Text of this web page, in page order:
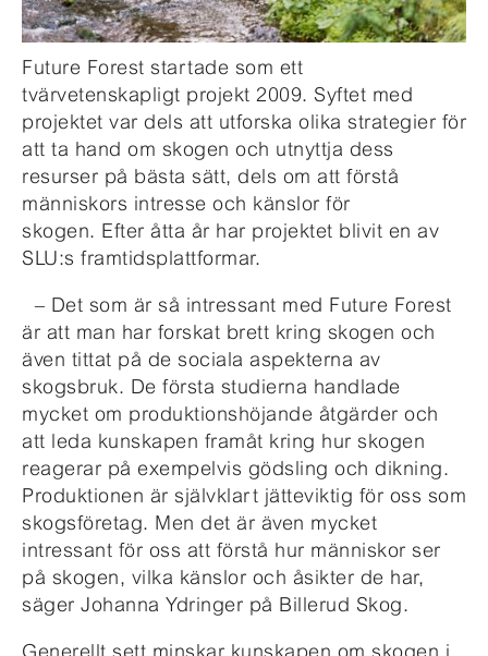
Future Forest startade som ett
tvärvetenskapligt projekt 2009. Syftet med
projektet var dels att utforska olika strategier för
att ta hand om skogen och utnyttja dess
resurser på bästa sätt, dels om att förstå
människors intresse och känslor för
skogen. Efter åtta år har projektet blivit en av
SLU:s framtidsplattformar.
– Det som är så intressant med Future Forest
är att man har forskat brett kring skogen och
även tittat på de sociala aspekterna av
skogsbruk. De första studierna handlade
mycket om produktionshöjande åtgärder och
att leda kunskapen framåt kring hur skogen
reagerar på exempelvis gödsling och dikning.
Produktionen är självklart jätteviktig för oss som
skogsföretag. Men det är även mycket
intressant för oss att förstå hur människor ser
på skogen, vilka känslor och åsikter de har,
säger Johanna Ydringer på Billerud Skog.
Generellt sett minskar kunskapen om skogen i